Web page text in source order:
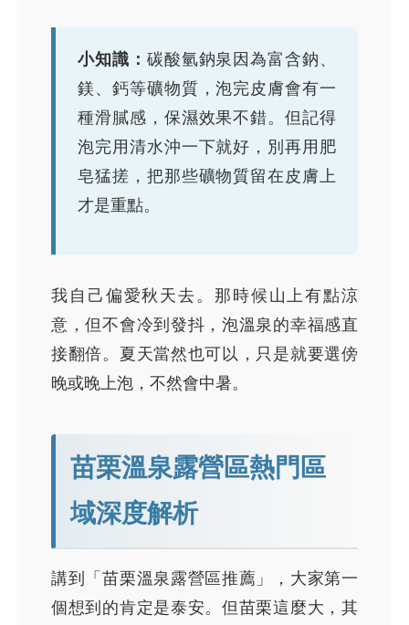
小知識： 碳酸氫鈉泉因為富含鈉、
鎂、鈣等礦物質，泡完皮膚會有一
種滑膩感，保濕效果不錯。但記得
泡完用清水沖一下就好，別再用肥
皂猛搓，把那些礦物質留在皮膚上
才是重點。
我自己偏愛秋天去。那時候山上有點涼
意，但不會冷到發抖，泡溫泉的幸福感直
接翻倍。夏天當然也可以，只是就要選傍
晚或晚上泡，不然會中暑。
苗栗溫泉露營區熱門區
域深度解析
講到「苗栗溫泉露營區推薦」，大家第一
個想到的肯定是泰安。但苗栗這麼大，其